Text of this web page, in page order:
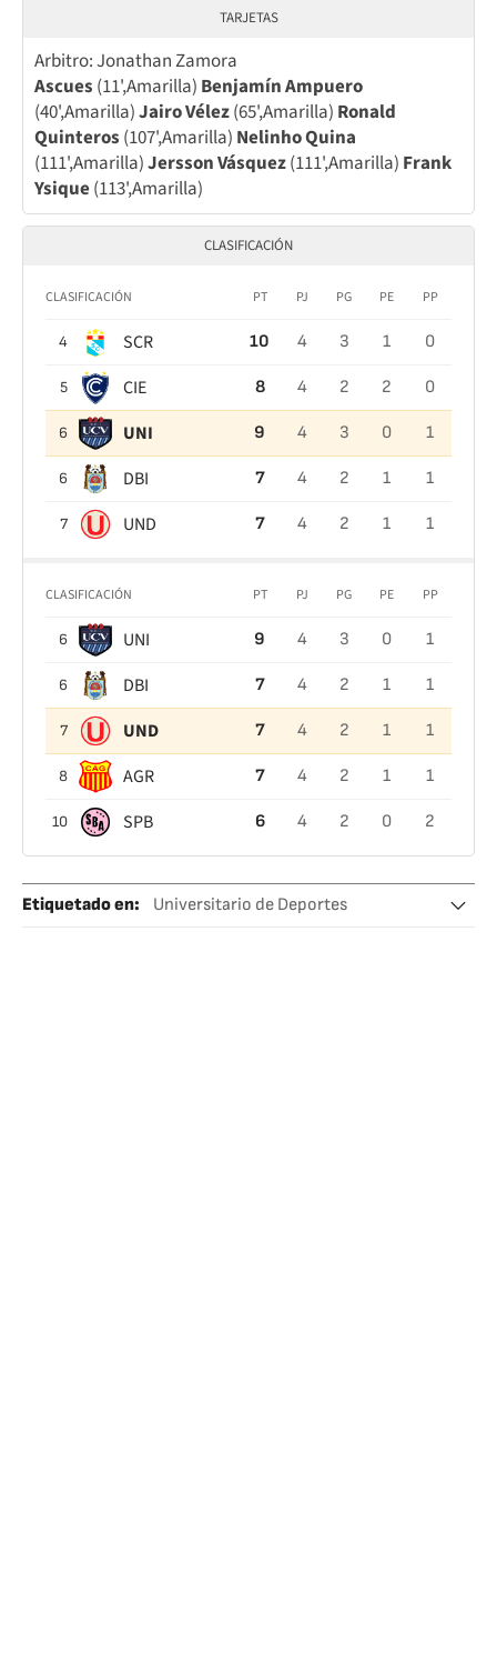
TARJETAS
Arbitro: Jonathan Zamora
Ascues (11',Amarilla) Benjamín Ampuero
(40',Amarilla)Jairo Vélez(65',Amarilla) Ronald
Quinteros (107',Amarilla) Nelinho Quina
(111',Amarilla)Jersson Vásquez(111',Amarilla) Frank
Ysique(113',Amarilla)
CLASIFICACIÓN
CLASIFICACIÓN PT PJ PG PE PP
4 SCR 10 4 3 1 0
5 CIE 8 4 2 2 0
6 UNI 9 4 3 0 1
6 DBI 7 4 2 1 1
7 UND 7 4 2 1 1
CLASIFICACIÓN PT PJ PG PE PP
6 UNI 9 4 3 0 1
6 DBI 7 4 2 1 1
7 UND 7 4 2 1 1
8 AGR 7 4 2 1 1
10 SPB 6 4 2 0 2
Etiquetado en:
Universitario de Deportes